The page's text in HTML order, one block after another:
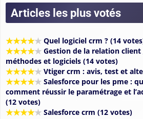
Articles les plus votés
★★★★★ Quel logiciel crm ? (14
★★★★★ Gestion de la relation
méthodes et logiciels (14 votes)
★★★★★ Vtiger crm : avis, test et
★★★★★ Salesforce pour les pme :
comment réussir le paramétrage et
(12 votes)
★★★★★ Salesforce crm (12 votes)